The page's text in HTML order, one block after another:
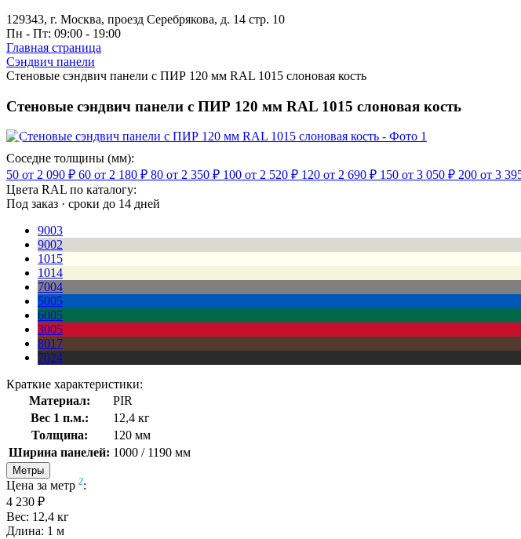
129343, г. Москва, проезд Серебрякова, д. 14 стр. 10
Пн - Пт: 09:00 - 19:00
Главная страница
Сэндвич панели
Стеновые сэндвич панели с ПИР 120 мм RAL 1015 слоновая кость
Стеновые сэндвич панели с ПИР 120 мм RAL 1015 слоновая кость
Соседне толщины (мм):
50 от 2 090 ₽ 60 от 2 180 ₽ 80 от 2 350 ₽ 100 от 2 520 ₽ 120 от 2 690 ₽ 150 от 3 050 ₽ 200 от 3
Цвета RAL по каталогу:
Под заказ · сроки до 14 дней
9003
9002
1015
1014
7004
5005
6005
3005
8017
7024
Краткие характеристики:
Материал:
PIR
Вес 1 п.м.:
12,4 кг
Толщина:
120 мм
Ширина панелей: 1000 / 1190 мм
Метры
Цена за метр 2:
4 230 ₽
Вес: 12,4 кг
Длина: 1 м